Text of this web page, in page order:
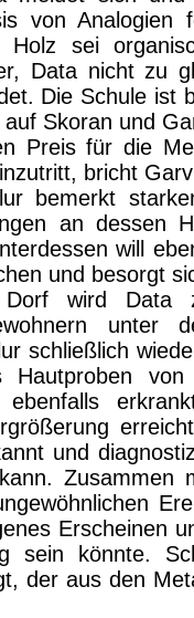
von Analogien
Holz sei
Data nicht zu
Die Schule ist
Skoran und
Preis für die
bricht
bemerkt
an dessen
will
und besorgt
Dorf wird Data
unter
schließlich
Hautproben
ebenfalls
und
Zusammen
Erscheinen
sein könnte.
der aus den